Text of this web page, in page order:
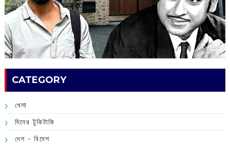
CATEGORY
খেলা
দিনের টুকিটাকি
দেশ - বিদেশ